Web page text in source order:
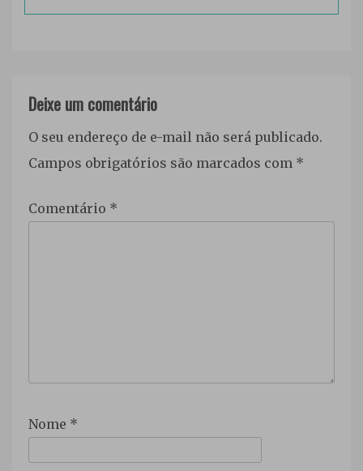
Deixe um comentário
O seu endereço de e-mail não será publicado.
Campos obrigatórios são marcados com *
Comentário *
Nome *